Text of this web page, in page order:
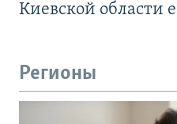
Киевской области
Регионы